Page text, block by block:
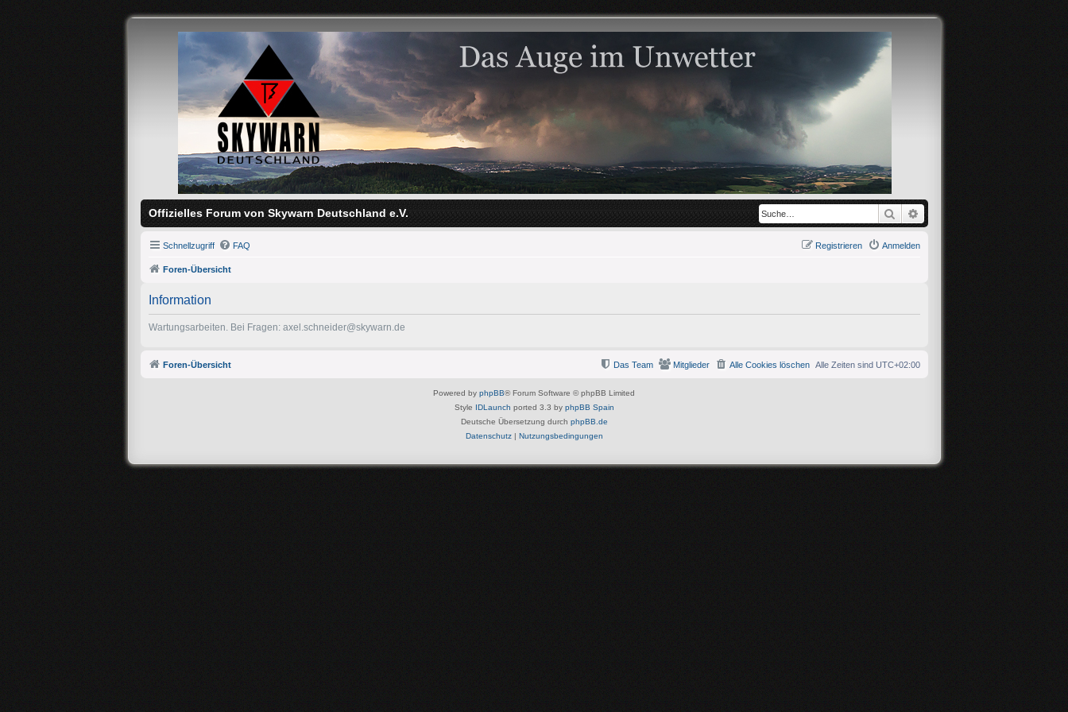
Offizielles Forum von Skywarn Deutschland e.V. Suche
Schnellzugriff FAQ Anmelden
Registrieren
Foren-Übersicht
Information
Wartungsarbeiten. Bei Fragen: axel.schneider@skywarn.de
Foren-Übersicht Alle Zeiten sind UTC+02:00
Alle Cookies löschen
Mitglieder
Das Team
Powered by phpBB® Forum Software © phpBB Limited
Style IDLaunch ported 3.3 by phpBB Spain
Deutsche Übersetzung durch phpBB.de
Datenschutz| Nutzungsbedingungen